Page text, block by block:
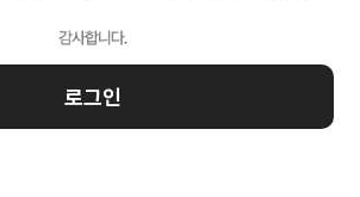
로그인